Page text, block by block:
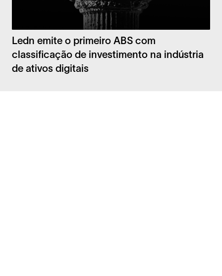
Ledn emite o primeiro ABS com
classificação de investimento na indústria
de ativos digitais